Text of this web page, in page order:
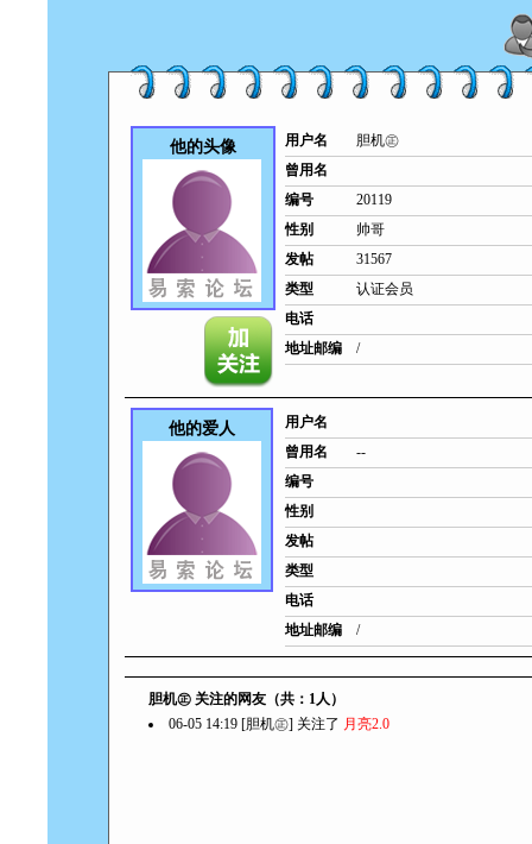
他的头像 用户名
胆机㊣
曾用名
编号
20119
性别
帅哥
发帖
31567
类型
认证会员
电话
地址邮编
/
他的爱人
用户名
曾用名
--
编号
性别
发帖
类型
电话
地址邮编
/
胆机㊣ 关注的网友（共：1人）
06-05 14:19 [胆机㊣] 关注了 月亮2.0